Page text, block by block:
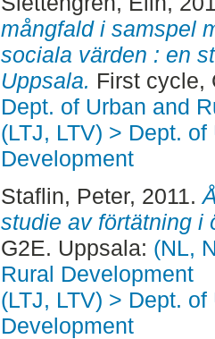
mångfald i samspel
sociala värden : en
Uppsala. First cycle,
Dept. of Urban and
(LTJ, LTV) > Dept.
Development
Staflin, Peter, 2011.
studie av förtätning i
G2E. Uppsala: (NL,
Rural Development
(LTJ, LTV) > Dept.
Development